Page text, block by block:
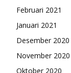
Februari 2021
Januari 2021
Desember 2020
November 2020
Oktober 2020